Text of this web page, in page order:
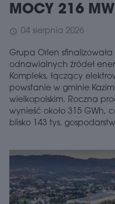
MOCY 216
schedule 04 sierpnia 2026
Grupa Orlen
odnawialnych źródeł
Kompleks, łączący
powstanie w gminie
wielkopolskim. Roczna
wynieść około 315 GWh,
blisko 143 tys.